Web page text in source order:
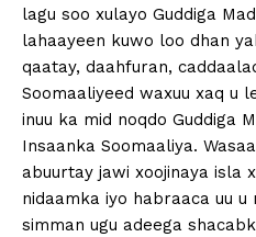
lagu soo xulayo Guddiga
lahaayeen kuwo loo dhan
qaatay, daahfuran,
Soomaaliyeed waxuu xaq u
inuu ka mid noqdo Guddiga
Insaanka Soomaaliya.
abuurtay jawi xoojinaya isla
nidaamka iyo habraaca uu u
simman ugu adeega